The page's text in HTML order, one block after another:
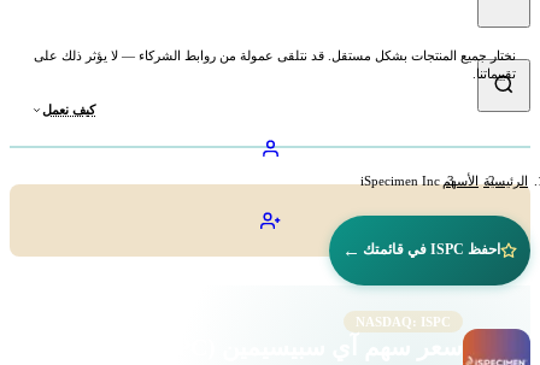
نختار جميع المنتجات بشكل مستقل. قد نتلقى عمولة من روابط الشركاء — لا يؤثر ذلك على
تقييماتنا.
كيف نعمل
الرئيسية الأسهم iSpecimen Inc
احفظ ISPC في قائمتك ←
NASDAQ: ISPC
سعر سهم آي سبيسيمين (ISPC)